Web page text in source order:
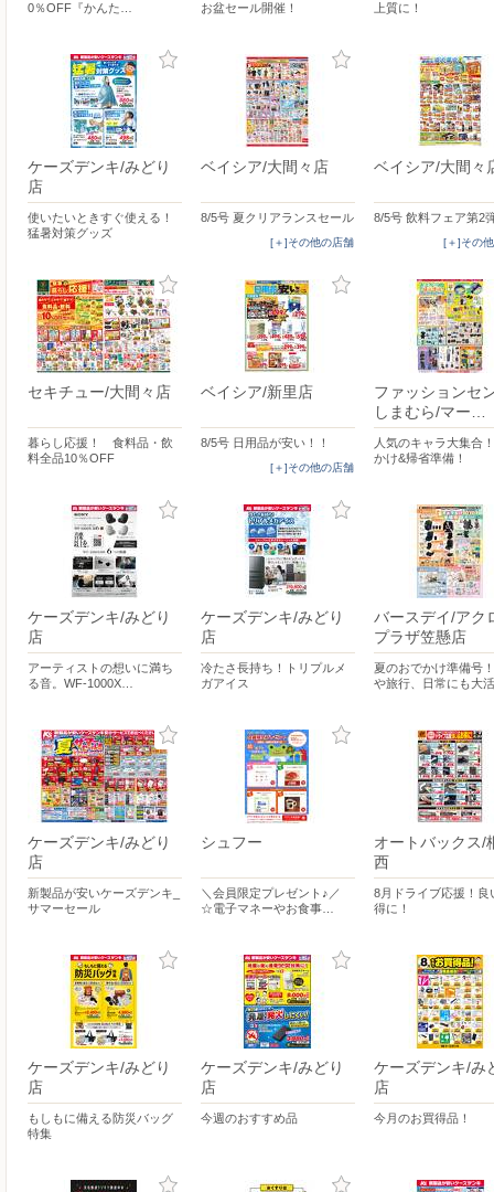
0％OFF『かんた…
お盆セール開催！
上質に！
ケーズデンキ/みどり
店
使いたいときすぐ使える！
猛暑対策グッズ
ベイシア/大間々店
8/5号 夏クリアランスセール
[＋]その他の店舗
ベイシア/大間々
8/5号 飲料フェア第2
[＋]その
セキチュー/大間々店
暮らし応援！ 食料品・飲
料全品10％OFF
ベイシア/新里店
8/5号 日用品が安い！！
[＋]その他の店舗
ファッションセ
しまむら/マー…
人気のキャラ大集合
かけ&帰省準備！
ケーズデンキ/みどり
店
アーティストの想いに満ち
る音。WF-1000X…
ケーズデンキ/みどり
店
冷たさ長持ち！トリプルメ
ガアイス
バースデイ/アク
プラザ笠懸店
夏のおでかけ準備号
や旅行、日常にも大
ケーズデンキ/みどり
店
新製品が安いケーズデンキ_
サマーセール
シュフー
＼会員限定プレゼント♪／
☆電子マネーやお食事…
オートバックス/
西
8月ドライブ応援！良
得に！
ケーズデンキ/みどり
店
もしもに備える防災バッグ
特集
ケーズデンキ/みどり
店
今週のおすすめ品
ケーズデンキ/み
店
今月のお買得品！